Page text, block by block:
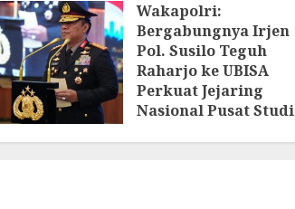
Wakapolri:
Bergabungnya Irjen
Pol. Susilo Teguh
Raharjo ke UBISA
Perkuat Jejaring
Nasional Pusat Studi